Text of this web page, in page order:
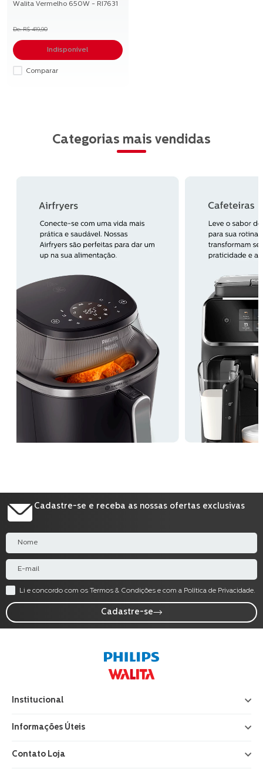
Walita Vermelho 650W - RI7631
R$ 419,90
Indisponível
Comparar
Categorias mais vendidas
Cadastre-se e receba as nossas ofertas exclusivas
Li e concordo com os Termos & Condições e com a Política de Privacidade.
Cadastre-se
Institucional +
Informações Úteis +
Contato Loja +